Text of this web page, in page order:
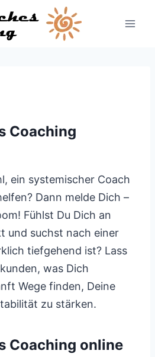
Coaching
ein systemischer Coach
Dann melde Dich –
Fühlst Du Dich an
und suchst nach einer
tiefgehend ist? Lass
was Dich
Wege finden, Deine
zu stärken.
Coaching online